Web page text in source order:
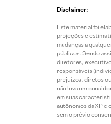
Disclaimer:
Este material foi
projeções e
mudanças a
públicos. Sendo
diretores,
responsáveis
prejuízos, diretos
não leva em
em suas
autônomos da XP e
sem o prévio